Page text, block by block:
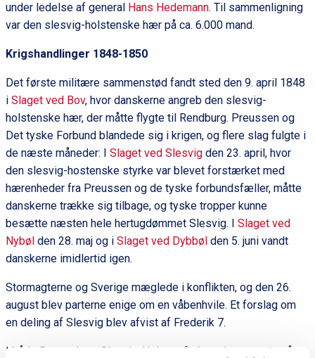
under ledelse af general Hans Hedemann. Til sammenligning
var den slesvig-holstenske hær på ca. 6.000 mand.
Krigshandlinger 1848-1850
Det første militære sammenstød fandt sted den 9. april 1848
i Slaget ved Bov, hvor danskerne angreb den slesvig-
holstenske hær, der måtte flygte til Rendburg. Preussen og
Det tyske Forbund blandede sig i krigen, og flere slag fulgte i
de næste måneder: I Slaget ved Slesvigden 23. april, hvor
den slesvig-hostenske styrke var blevet forstærket med
hærenheder fra Preussen og de tyske forbundsfæller, måtte
danskerne trække sig tilbage, og tyske tropper kunne
besætte næsten hele hertugdømmet Slesvig. I Slaget ved
Nybølden 28. maj og i Slaget ved Dybbølden 5. juni vandt
danskerne imidlertid igen.
Stormagterne og Sverige mæglede i konflikten, og den 26.
august blev parterne enige om en våbenhvile. Et forslag om
en deling af Slesvig blev afvist af Frederik 7.
I både Danmark og Slesvig-Holsten forberedte man sig på